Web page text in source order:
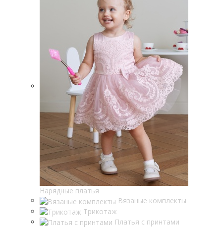
Нарядные платья
Вязаные комплекты
Трикотаж
Платья с принтами